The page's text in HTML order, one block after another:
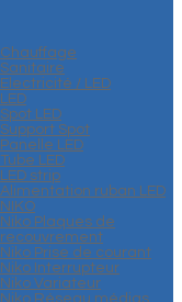
Chauffage
Sanitaire
Electricité / LED
LED
Spot LED
Support Spot
Panelle LED
Tube LED
LED strip
Alimentation ruban LED
NIKO
Niko Plaques de
recouvrement
Niko Prise de courant
Niko Interrupteur
Niko Variateur
Niko Réseau médias